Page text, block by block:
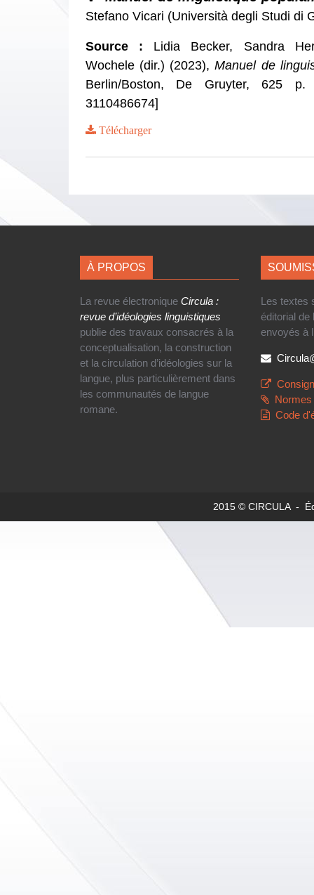
Stefano Vicari (Università degli Studi di
Source : Lidia Becker, Sandra
Wochele (dir.) (2023),Manuel de
Berlin/Boston, De Gruyter, 625
3110486674]
Télécharger
À PROPOS
La revue électronique Circula :
revue d’idéologies linguistiques
publie des travaux consacrés à la
conceptualisation, la construction
et la circulation d’idéologies sur la
langue, plus particulièrement dans
les communautés de langue
romane.
Les textes
éditorial de
envoyés à
Code
2015 © CIRCULA -